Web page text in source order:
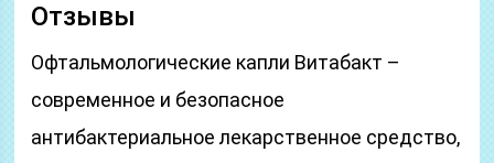
Отзывы
Офтальмологические капли Витабакт –
современное и безопасное
антибактериальное лекарственное средство,